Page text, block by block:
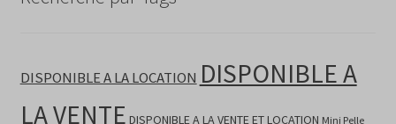
DISPONIBLE A LA LOCATION DISPONIBLE A
LA VENTE DISPONIBLE A LA VENTE ET LOCATION Mini Pelle